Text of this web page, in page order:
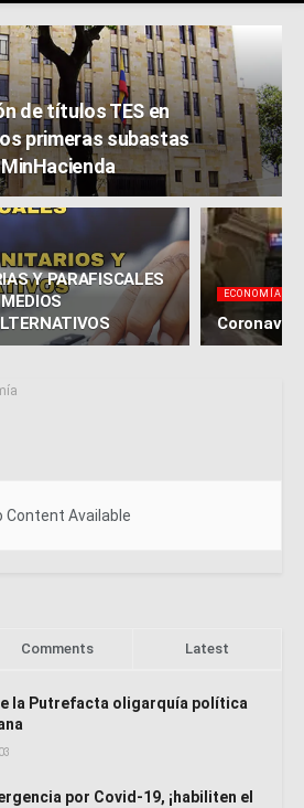
de títulos TES en
primeras subastas
Y PARAFISCALES
ECONOMÍA
Content Available
Comments Latest
la Putrefacta oligarquía política
por Covid-19, ¡habiliten el